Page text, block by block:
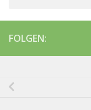
FOLGEN: